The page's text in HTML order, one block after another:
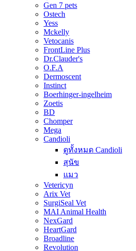
Gen 7 pets
Ostech
Yess
Mckelly
Vetocanis
FrontLine Plus
Dr.Clauder's
O.F.A
Dermoscent
Instinct
Boerhinger-ingelheim
Zoetis
BD
Chomper
Mega
Candioli
ดูทั้งหมด Candioli
สุนัข
แมว
Vetericyn
Arix Vet
SurgiSeal Vet
MAI Animal Health
NexGard
HeartGard
Broadline
Revolution